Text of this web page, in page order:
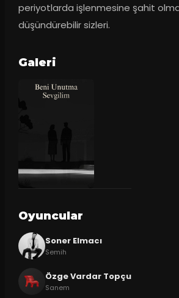
periyotlarda işlenmesine şahit
düşündürebilir sizleri.
Galeri
Oyuncular
Soner Elmacı
Semih
Özge Vardar Topçu
Sanem